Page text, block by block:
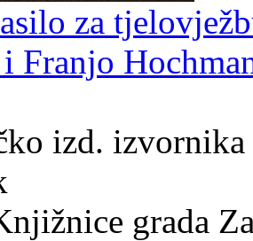
za
Franjo
izd.
grada